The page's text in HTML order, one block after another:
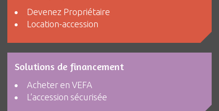
Devenez Propriétaire
Location-accession
Solutions de financement
Acheter en VEFA
L’accession sécurisée